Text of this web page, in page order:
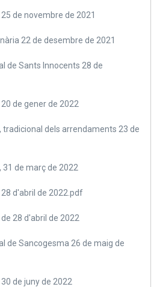
de novembre de 2021
22 de desembre de 2021
de Sants Innocents 28 de
de gener de 2022
tradicional dels arrendaments 23 de
31 de març de 2022
d'abril de 2022.pdf
28 d'abril de 2022
de Sancogesma 26 de maig de
de juny de 2022